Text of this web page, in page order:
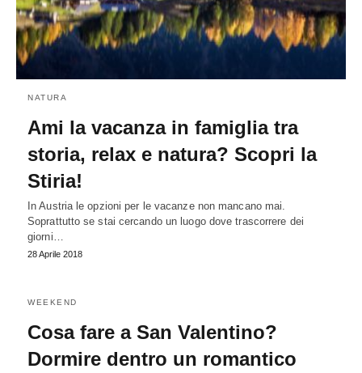
NATURA
Ami la vacanza in famiglia tra
storia, relax e natura? Scopri la
Stiria!
In Austria le opzioni per le vacanze non mancano mai.
Soprattutto se stai cercando un luogo dove trascorrere dei
giorni…
28 Aprile 2018
WEEKEND
Cosa fare a San Valentino?
Dormire dentro un romantico